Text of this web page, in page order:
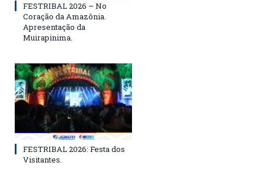
FESTRIBAL 2026 – No
Coração da Amazônia.
Apresentação da
Muirapinima.
FESTRIBAL 2026: Festa dos
Visitantes.